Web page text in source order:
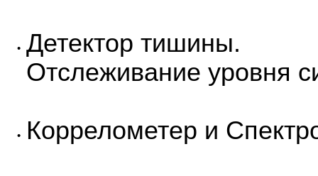
• Детектор тишины.
Отслеживание уровня
• Коррелометер и